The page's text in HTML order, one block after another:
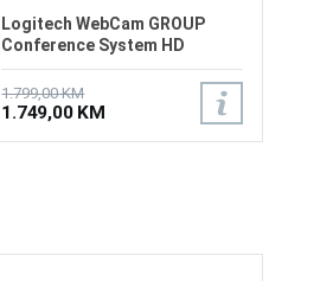
Logitech WebCam GROUP
Conference System HD
Bluetooth
1.799,00 KM
1.749,00 KM